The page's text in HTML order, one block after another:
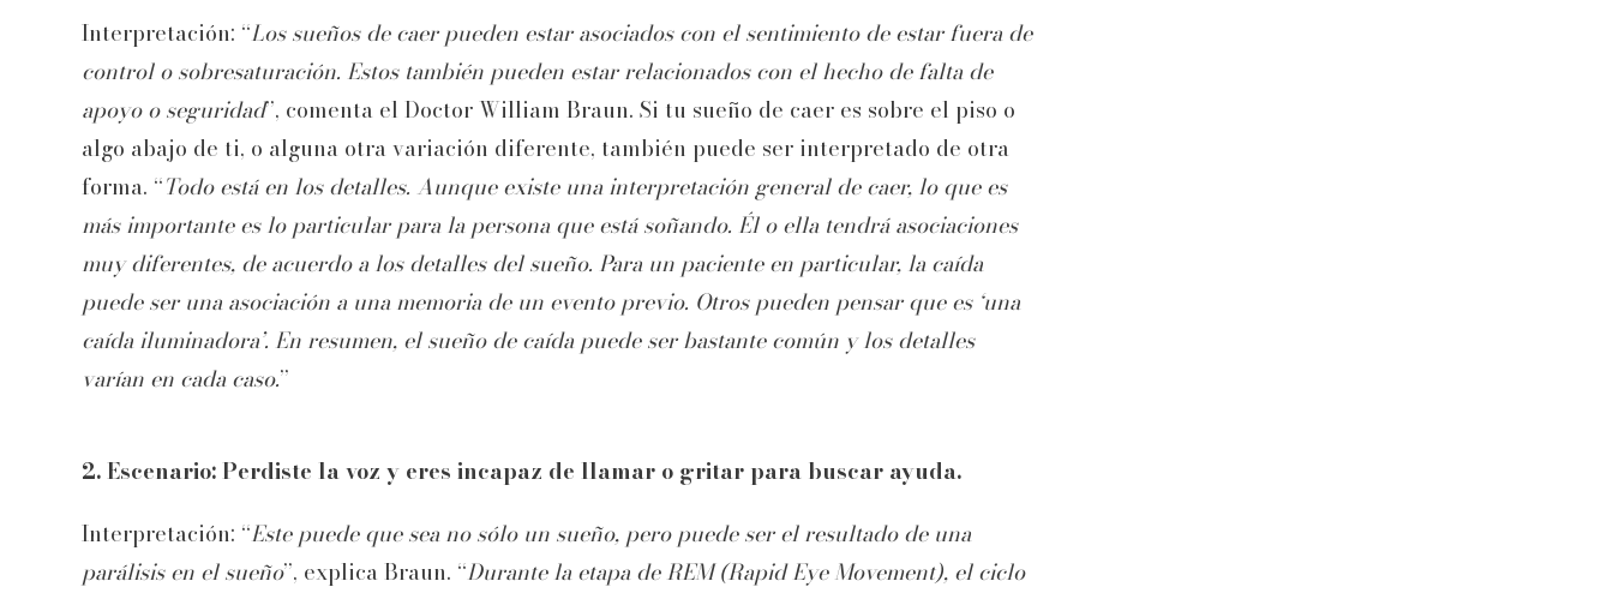
Interpretación: “Los sueños de caer pueden estar asociados con el sentimiento de estar fuera de
control o sobresaturación. Estos también pueden estar relacionados con el hecho de falta de
apoyo o seguridad”, comenta el Doctor William Braun. Si tu sueño de caer es sobre el piso o
algo abajo de ti, o alguna otra variación diferente, también puede ser interpretado de otra
forma. “Todo está en los detalles. Aunque existe una interpretación general de caer, lo que es
más importante es lo particular para la persona que está soñando. Él o ella tendrá asociaciones
muy diferentes, de acuerdo a los detalles del sueño. Para un paciente en particular, la caída
puede ser una asociación a una memoria de un evento previo. Otros pueden pensar que es ‘una
caída iluminadora’. En resumen, el sueño de caída puede ser bastante común y los detalles
varían en cada caso.”
2. Escenario: Perdiste la voz y eres incapaz de llamar o gritar para buscar ayuda.
Interpretación: “Este puede que sea no sólo un sueño, pero puede ser el resultado de una
parálisis en el sueño”, explica Braun. “Durante la etapa de REM (Rapid Eye Movement), el ciclo